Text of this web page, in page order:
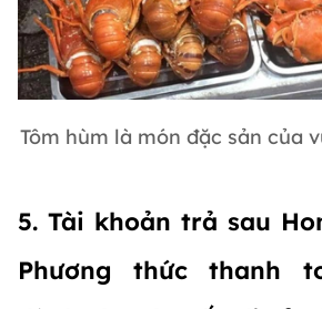
Tôm hùm là món đặc sản của
5. Tài khoản trả sau
Phương thức thanh